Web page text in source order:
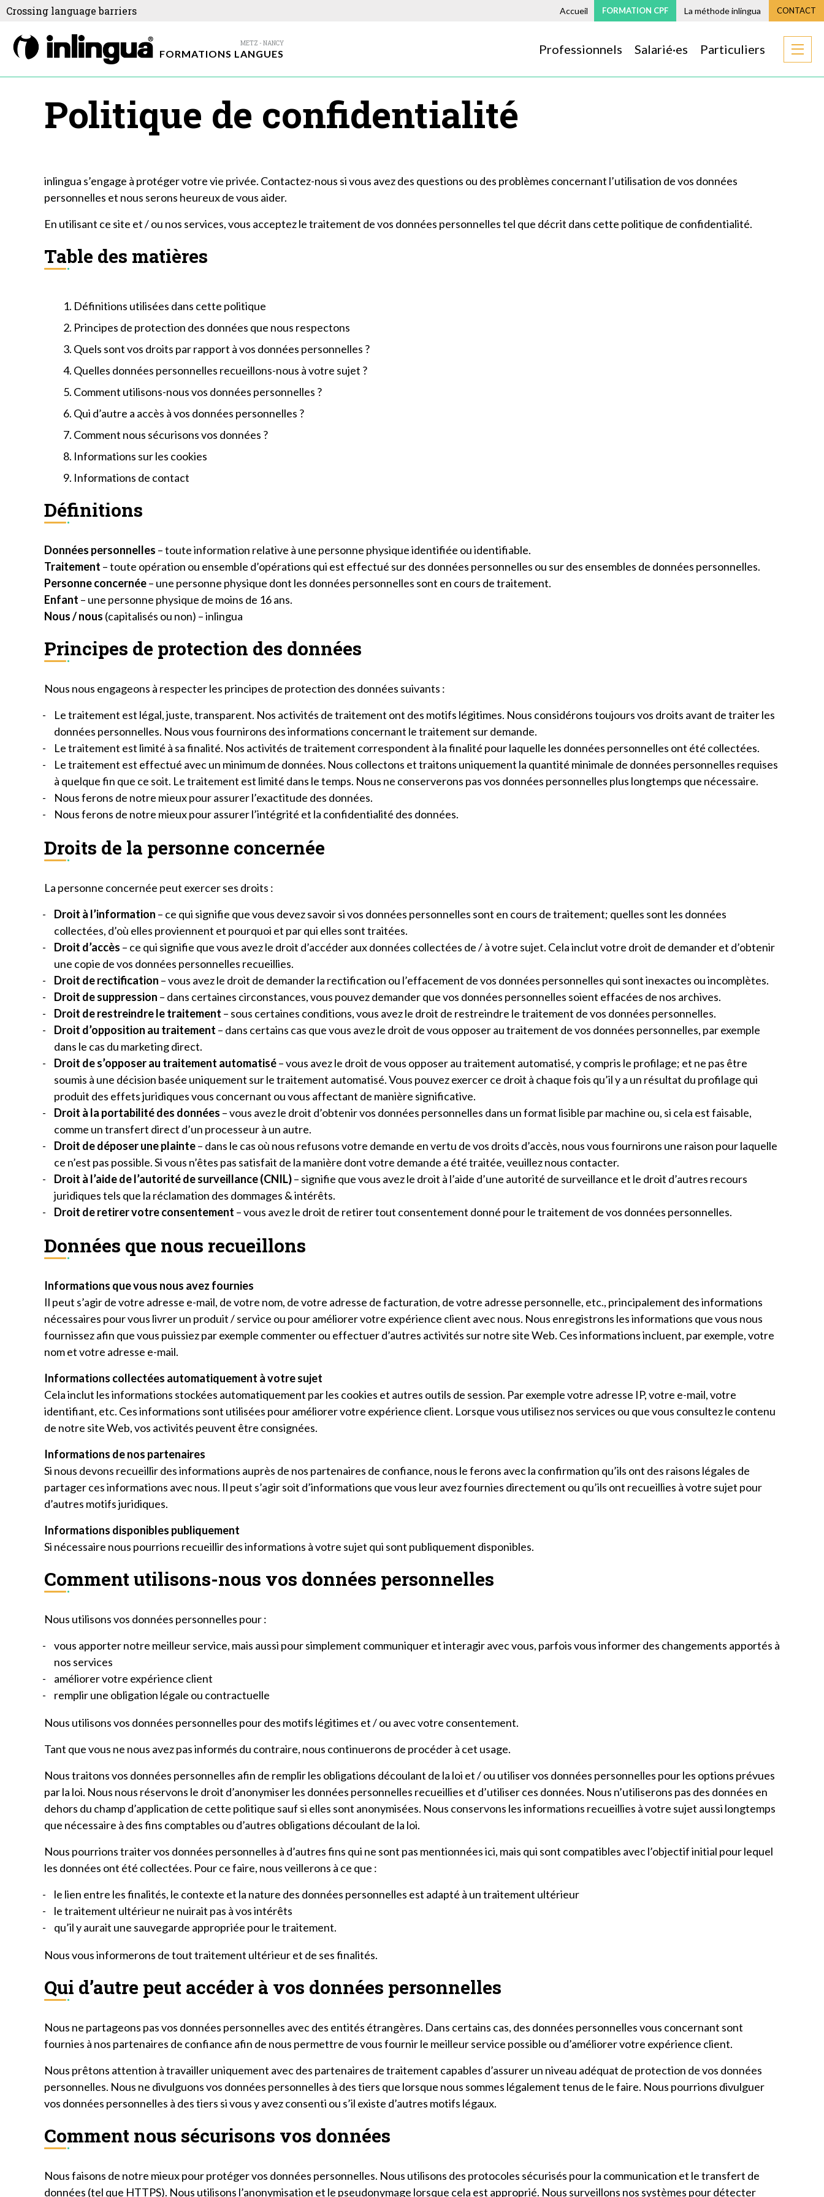
Crossing language barriers Accueil FORMATION CPF La méthode inlingua CONTACT
FORMATIONS LANGUES Professionnels Salarié·es Particuliers
Politique de confidentialité
inlingua s’engage à protéger votre vie privée. Contactez-nous si vous avez des questions ou des problèmes concernant l’utilisation de vos données
personnelles et nous serons heureux de vous aider.
En utilisant ce site et / ou nos services, vous acceptez le traitement de vos données personnelles tel que décrit dans cette politique de confidentialité.
Table des matières
Définitions utilisées dans cette politique
Principes de protection des données que nous respectons
Quels sont vos droits par rapport à vos données personnelles ?
Quelles données personnelles recueillons-nous à votre sujet ?
Comment utilisons-nous vos données personnelles ?
Qui d’autre a accès à vos données personnelles ?
Comment nous sécurisons vos données ?
Informations sur les cookies
Informations de contact
Définitions
Données personnelles – toute information relative à une personne physique identifiée ou identifiable.
Traitement – toute opération ou ensemble d’opérations qui est effectué sur des données personnelles ou sur des ensembles de données personnelles.
Personne concernée– une personne physique dont les données personnelles sont en cours de traitement.
Enfant – une personne physique de moins de 16 ans.
Nous / nous (capitalisés ou non) – inlingua
Principes de protection des données
Nous nous engageons à respecter les principes de protection des données suivants :
Le traitement est légal, juste, transparent. Nos activités de traitement ont des motifs légitimes. Nous considérons toujours vos droits avant de traiter les
données personnelles. Nous vous fournirons des informations concernant le traitement sur demande.
Le traitement est limité à sa finalité. Nos activités de traitement correspondent à la finalité pour laquelle les données personnelles ont été collectées.
Le traitement est effectué avec un minimum de données. Nous collectons et traitons uniquement la quantité minimale de données personnelles requises
à quelque fin que ce soit. Le traitement est limité dans le temps. Nous ne conserverons pas vos données personnelles plus longtemps que nécessaire.
Nous ferons de notre mieux pour assurer l’exactitude des données.
Nous ferons de notre mieux pour assurer l’intégrité et la confidentialité des données.
Droits de la personne concernée
La personne concernée peut exercer ses droits :
Droit à l’information – ce qui signifie que vous devez savoir si vos données personnelles sont en cours de traitement; quelles sont les données
collectées, d’où elles proviennent et pourquoi et par qui elles sont traitées.
Droit d’accès – ce qui signifie que vous avez le droit d’accéder aux données collectées de / à votre sujet. Cela inclut votre droit de demander et d’obtenir
une copie de vos données personnelles recueillies.
Droit de rectification – vous avez le droit de demander la rectification ou l’effacement de vos données personnelles qui sont inexactes ou incomplètes.
Droit de suppression – dans certaines circonstances, vous pouvez demander que vos données personnelles soient effacées de nos archives.
Droit de restreindre le traitement – sous certaines conditions, vous avez le droit de restreindre le traitement de vos données personnelles.
Droit d’opposition au traitement – dans certains cas que vous avez le droit de vous opposer au traitement de vos données personnelles, par exemple
dans le cas du marketing direct.
Droit de s’opposer au traitement automatisé– vous avez le droit de vous opposer au traitement automatisé, y compris le profilage; et ne pas être
soumis à une décision basée uniquement sur le traitement automatisé. Vous pouvez exercer ce droit à chaque fois qu’il y a un résultat du profilage qui
produit des effets juridiques vous concernant ou vous affectant de manière significative.
Droit à la portabilité des données – vous avez le droit d’obtenir vos données personnelles dans un format lisible par machine ou, si cela est faisable,
comme un transfert direct d’un processeur à un autre.
Droit de déposer une plainte– dans le cas où nous refusons votre demande en vertu de vos droits d’accès, nous vous fournirons une raison pour laquelle
ce n’est pas possible. Si vous n’êtes pas satisfait de la manière dont votre demande a été traitée, veuillez nous contacter.
Droit à l’aide de l’autorité de surveillance (CNIL)– signifie que vous avez le droit à l’aide d’une autorité de surveillance et le droit d’autres recours
juridiques tels que la réclamation des dommages & intérêts.
Droit de retirer votre consentement – vous avez le droit de retirer tout consentement donné pour le traitement de vos données personnelles.
Données que nous recueillons
Informations que vous nous avez fournies
Il peut s’agir de votre adresse e-mail, de votre nom, de votre adresse de facturation, de votre adresse personnelle, etc., principalement des informations
nécessaires pour vous livrer un produit / service ou pour améliorer votre expérience client avec nous. Nous enregistrons les informations que vous nous
fournissez afin que vous puissiez par exemple commenter ou effectuer d’autres activités sur notre site Web. Ces informations incluent, par exemple, votre
nom et votre adresse e-mail.
Informations collectées automatiquement à votre sujet
Cela inclut les informations stockées automatiquement par les cookies et autres outils de session. Par exemple votre adresse IP, votre e-mail, votre
identifiant, etc. Ces informations sont utilisées pour améliorer votre expérience client. Lorsque vous utilisez nos services ou que vous consultez le contenu
de notre site Web, vos activités peuvent être consignées.
Informations de nos partenaires
Si nous devons recueillir des informations auprès de nos partenaires de confiance, nous le ferons avec la confirmation qu’ils ont des raisons légales de
partager ces informations avec nous. Il peut s’agir soit d’informations que vous leur avez fournies directement ou qu’ils ont recueillies à votre sujet pour
d’autres motifs juridiques.
Informations disponibles publiquement
Si nécessaire nous pourrions recueillir des informations à votre sujet qui sont publiquement disponibles.
Comment utilisons-nous vos données personnelles
Nous utilisons vos données personnelles pour :
vous apporter notre meilleur service, mais aussi pour simplement communiquer et interagir avec vous, parfois vous informer des changements apportés à
nos services
améliorer votre expérience client
remplir une obligation légale ou contractuelle
Nous utilisons vos données personnelles pour des motifs légitimes et / ou avec votre consentement.
Tant que vous ne nous avez pas informés du contraire, nous continuerons de procéder à cet usage.
Nous traitons vos données personnelles afin de remplir les obligations découlant de la loi et / ou utiliser vos données personnelles pour les options prévues
par la loi. Nous nous réservons le droit d’anonymiser les données personnelles recueillies et d’utiliser ces données. Nous n’utiliserons pas des données en
dehors du champ d’application de cette politique sauf si elles sont anonymisées. Nous conservons les informations recueillies à votre sujet aussi longtemps
que nécessaire à des fins comptables ou d’autres obligations découlant de la loi.
Nous pourrions traiter vos données personnelles à d’autres fins qui ne sont pas mentionnées ici, mais qui sont compatibles avec l’objectif initial pour lequel
les données ont été collectées. Pour ce faire, nous veillerons à ce que :
le lien entre les finalités, le contexte et la nature des données personnelles est adapté à un traitement ultérieur
le traitement ultérieur ne nuirait pas à vos intérêts
qu’il y aurait une sauvegarde appropriée pour le traitement.
Nous vous informerons de tout traitement ultérieur et de ses finalités.
Qui d’autre peut accéder à vos données personnelles
Nous ne partageons pas vos données personnelles avec des entités étrangères. Dans certains cas, des données personnelles vous concernant sont
fournies à nos partenaires de confiance afin de nous permettre de vous fournir le meilleur service possible ou d’améliorer votre expérience client.
Nous prêtons attention à travailler uniquement avec des partenaires de traitement capables d’assurer un niveau adéquat de protection de vos données
personnelles. Nous ne divulguons vos données personnelles à des tiers que lorsque nous sommes légalement tenus de le faire. Nous pourrions divulguer
vos données personnelles à des tiers si vous y avez consenti ou s’il existe d’autres motifs légaux.
Comment nous sécurisons vos données
Nous faisons de notre mieux pour protéger vos données personnelles. Nous utilisons des protocoles sécurisés pour la communication et le transfert de
données (tel que HTTPS). Nous utilisons l’anonymisation et le pseudonymage lorsque cela est approprié. Nous surveillons nos systèmes pour détecter